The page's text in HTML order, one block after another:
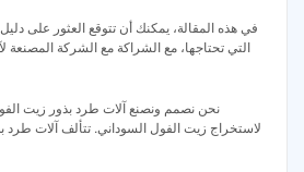
في هذه المقالة، يمكنك أن تتوقع العثور على
التي تحتاجها، مع الشراكة مع الشركة
نحن نصمم ونصنع آلات طرد بذور زيت
لاستخراج زيت الفول السوداني. تتألف آلات